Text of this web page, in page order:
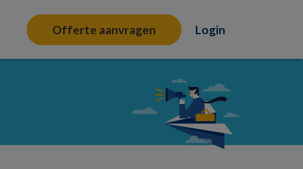
Offerte aanvragen Login